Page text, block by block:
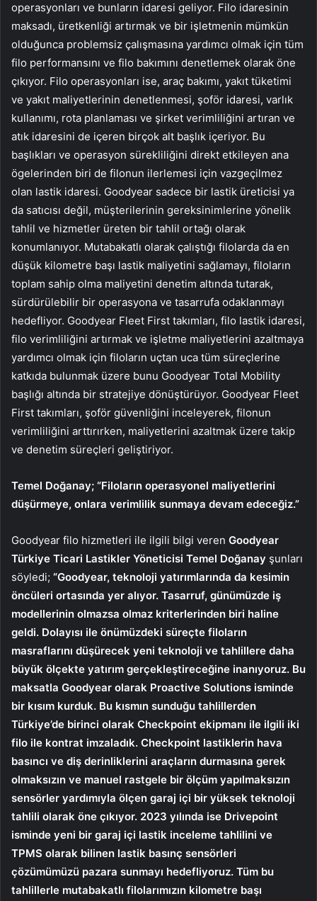
operasyonları ve bunların idaresi geliyor. Filo idaresinin
maksadı, üretkenliği artırmak ve bir işletmenin mümkün
olduğunca problemsiz çalışmasına yardımcı olmak için tüm
filo performansını ve filo bakımını denetlemek olarak öne
çıkıyor. Filo operasyonları ise, araç bakımı, yakıt tüketimi
ve yakıt maliyetlerinin denetlenmesi, şoför idaresi, varlık
kullanımı, rota planlaması ve şirket verimliliğini artıran ve
atık idaresini de içeren birçok alt başlık içeriyor. Bu
başlıkları ve operasyon sürekliliğini direkt etkileyen ana
ögelerinden biri de filonun ilerlemesi için vazgeçilmez
olan lastik idaresi. Goodyear sadece bir lastik üreticisi ya
da satıcısı değil, müşterilerinin gereksinimlerine yönelik
tahlil ve hizmetler üreten bir tahlil ortağı olarak
konumlanıyor. Mutabakatlı olarak çalıştığı filolarda da en
düşük kilometre başı lastik maliyetini sağlamayı, filoların
toplam sahip olma maliyetini denetim altında tutarak,
sürdürülebilir bir operasyona ve tasarrufa odaklanmayı
hedefliyor. Goodyear Fleet First takımları, filo lastik idaresi,
filo verimliliğini artırmak ve işletme maliyetlerini azaltmaya
yardımcı olmak için filoların uçtan uca tüm süreçlerine
katkıda bulunmak üzere bunu Goodyear Total Mobility
başlığı altında bir stratejiye dönüştürüyor. Goodyear Fleet
First takımları, şoför güvenliğini inceleyerek, filonun
verimliliğini arttırırken, maliyetlerini azaltmak üzere takip
ve denetim süreçleri geliştiriyor.
Temel Doğanay; “Filoların operasyonel maliyetlerini
düşürmeye, onlara verimlilik sunmaya devam edeceğiz.”
Goodyear filo hizmetleri ile ilgili bilgi veren Goodyear
Türkiye Ticari Lastikler Yöneticisi Temel Doğanay şunları
söyledi; “Goodyear, teknoloji yatırımlarında da kesimin
öncüleri ortasında yer alıyor. Tasarruf, günümüzde iş
modellerinin olmazsa olmaz kriterlerinden biri haline
geldi. Dolayısı ile önümüzdeki süreçte filoların
masraflarını düşürecek yeni teknoloji ve tahlillere daha
büyük ölçekte yatırım gerçekleştireceğine inanıyoruz. Bu
maksatla Goodyear olarak Proactive Solutions isminde
bir kısım kurduk. Bu kısmın sunduğu tahlillerden
Türkiye’de birinci olarak Checkpoint ekipmanı ile ilgili iki
filo ile kontrat imzaladık. Checkpoint lastiklerin hava
basıncı ve diş derinliklerini araçların durmasına gerek
olmaksızın ve manuel rastgele bir ölçüm yapılmaksızın
sensörler yardımıyla ölçen garaj içi bir yüksek teknoloji
tahlili olarak öne çıkıyor. 2023 yılında ise Drivepoint
isminde yeni bir garaj içi lastik inceleme tahlilini ve
TPMS olarak bilinen lastik basınç sensörleri
çözümümüzü pazara sunmayı hedefliyoruz. Tüm bu
tahlillerle mutabakatlı filolarımızın kilometre başı